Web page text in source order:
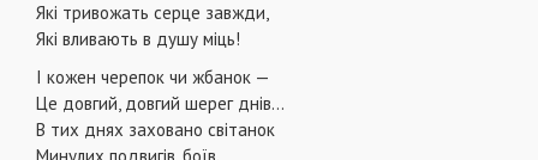
Які тривожать серце завжди,
Які вливають в душу міць!
І кожен черепок чи жбанок —
Це довгий, довгий шерег днів...
В тих днях заховано світанок